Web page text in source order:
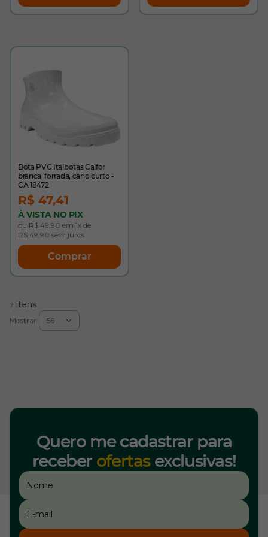
Bota PVC Italbotas Calfor
branca, forrada, cano curto -
CA 18472
R$ 47,41
À VISTA NO PIX
ou R$ 49,90 em 1x de
R$ 49,90 sem juros
Comprar
7 itens
Mostrar
Quero me cadastrar para
receber ofertasexclusivas!